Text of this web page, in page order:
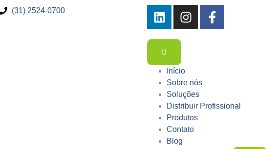
(31) 2524-0700
Início
Sobre nós
Soluções
Distribuir Profissional
Produtos
Contato
Blog